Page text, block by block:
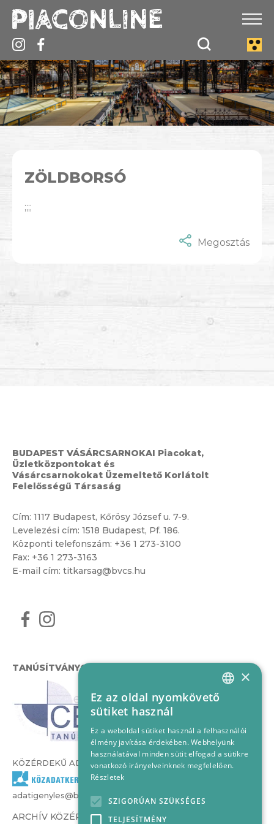
ZÖLDBORSÓ
;;;;
Megosztás
BUDAPEST VÁSÁRCSARNOKAI Piacokat,
Üzletközpontokat és
Vásárcsarnokokat Üzemeltető Korlátolt
Felelősségű Társaság
Cím: 1117 Budapest, Kőrösy József u. 7-9.
Levelezési cím: 1518 Budapest, Pf. 186.
Központi telefonszám: +36 1 273-3100
Fax: +36 1 273-3163
E-mail cím: titkarsag@bvcs.hu
TANÚSÍTVÁNYOK
KÖZÉRDEKŰ ADATOK
adatigenyles@bvcs.hu
ARCHÍV KÖZÉRDEKŰ ADATOK –
HUNGARIAN
×
Ez az oldal nyomkövető
sütiket használ
Ez a weboldal sütiket használ a felhasználói
élmény javítása érdekében. Webhelyünk
használatával minden sütit elfogad a sütikre
vonatkozó irányelveinknek megfelelően.
Részletek
SZIGORÚAN SZÜKSÉGES
TELJESÍTMÉNY